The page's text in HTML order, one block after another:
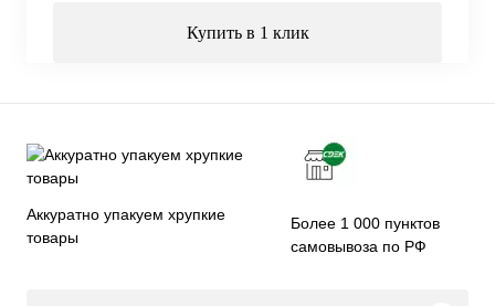
Купить в 1 клик
Аккуратно упакуем хрупкие
товары
Более 1 000 пунктов
самовывоза по РФ